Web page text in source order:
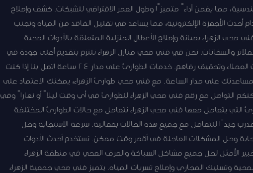
مما يضمن أداءً متميزًا وطول العمر الافتراضي للشبكات. كشف وإصلاح
أحدث الأجهزة الإلكترونية، مما يساعد في تقليل الفاقد من المياه وتجنب
صحي الزهراء بصيانة وإصلاح الأعطال المنزلية المتعلقة بالأدوات الصحية
والسخانات. نحن في فني صحي منازل الزهراء نلتزم بتقديم أعلى جودة في
خدمات السباكة والصرف الصحي، مع التركيز على تلبية احتياجات العملاء وتحقيق رضاهم. خدمات الطوارئ على مدار 24 ساعة اتصل بنا إذا كنت
على مدار الساعة. مع فني صحي طوارئ الزهراء، يمكنك الاعتماد على
التواصل مع رقم فني صحي الزهراء للطوارئ في أي وقت ليلاً أو نهاراً وفي
التي يتعامل معها فني صحي الزهراء نتعامل مع حالات الطوارئ المختلفة
مدرب جيدًا للتعامل مع جميع هذه الحالات بفعالية. سرعة الاستجابة وحل
وحل المشكلات العاجلة في أقصر وقت ممكن. نستخدم أحدث الأدوات
الأمثل لحل جميع مشاكل السباكة والصرف الصحي في منطقة الزهراء
وتسليك المجاري وإصلاح تسربات المياه. يتميز فني صحي جمعية الزهراء